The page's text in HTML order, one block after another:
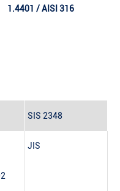
1.4401 / AISI 316
SIS 2348
JIS